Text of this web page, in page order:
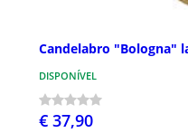
Candelabro "Bologna"
DISPONÍVEL
€ 37,90